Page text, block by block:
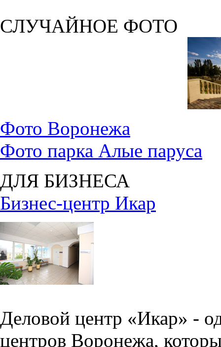
СЛУЧАЙНОЕ ФОТО
Фото Воронежа
Фото парка Алые паруса
ДЛЯ БИЗНЕСА
Бизнес-центр Икар
Деловой центр «Икар» -
центров Воронежа,